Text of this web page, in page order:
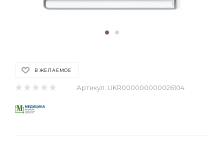
В ЖЕЛАЕМОЕ
Артикул: UKR000000000026104